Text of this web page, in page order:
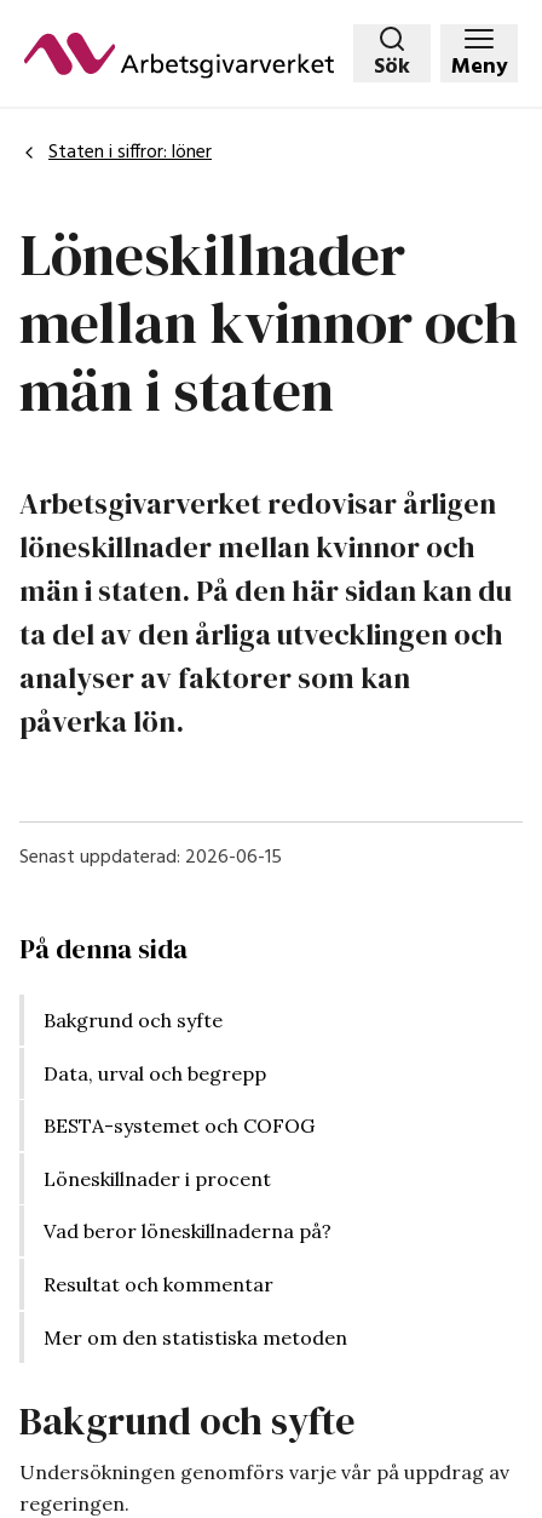
Sök Meny
Staten i siffror: löner
Löneskillnader
mellan kvinnor och
män i staten
Arbetsgivarverket redovisar årligen
löneskillnader mellan kvinnor och
män i staten. På den här sidan kan du
ta del av den årliga utvecklingen och
analyser av faktorer som kan
påverka lön.
Senast uppdaterad: 2026-06-15
På denna sida
Bakgrund och syfte
Data, urval och begrepp
BESTA-systemet och COFOG
Löneskillnader i procent
Vad beror löneskillnaderna på?
Resultat och kommentar
Mer om den statistiska metoden
Bakgrund och syfte
Undersökningen genomförs varje vår på uppdrag av
regeringen.